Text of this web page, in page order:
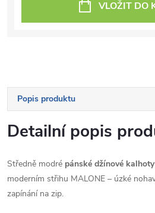
VLOŽIT DO
Popis produktu
Detailní popis
Středně modré pánské džínové kalhoty
moderním střihu MALONE – úzké
zapínání na zip.